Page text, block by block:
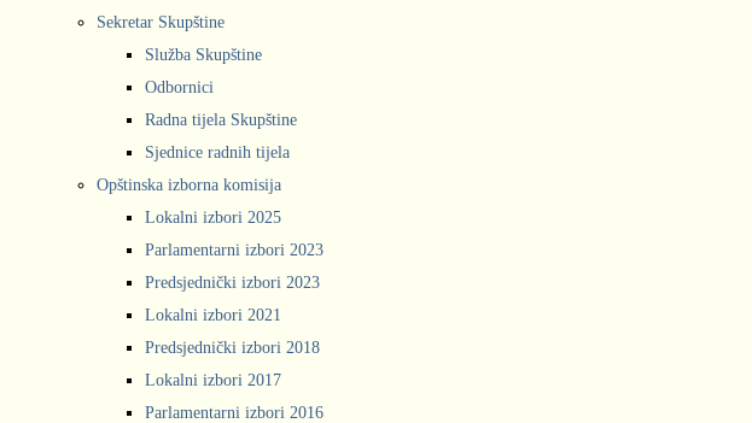
Sekretar Skupštine
Služba Skupštine
Odbornici
Radna tijela Skupštine
Sjednice radnih tijela
Opštinska izborna komisija
Lokalni izbori 2025
Parlamentarni izbori 2023
Predsjednički izbori 2023
Lokalni izbori 2021
Predsjednički izbori 2018
Lokalni izbori 2017
Parlamentarni izbori 2016